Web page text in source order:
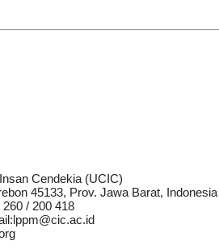
Cendekia (UCIC)
45133, Prov. Jawa Barat, Indonesia
/ 200 418